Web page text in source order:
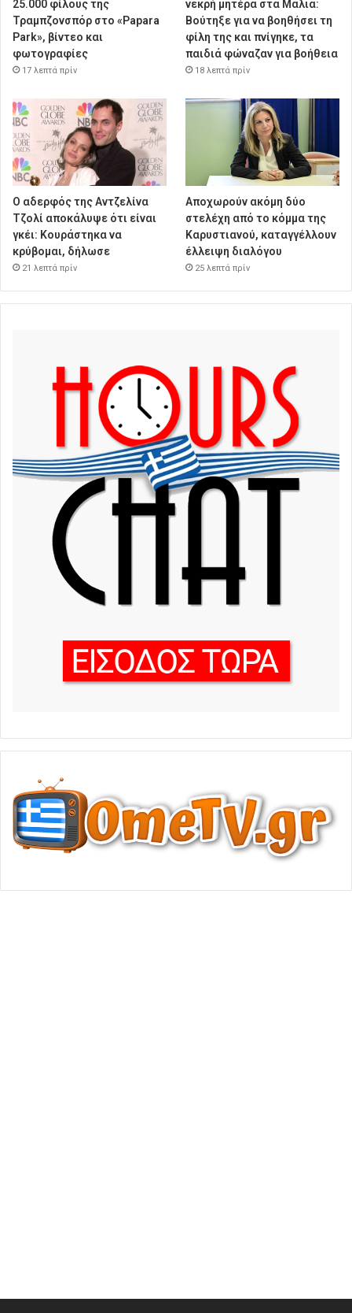
25.000 φίλους της
Τραμπζονσπόρ στο «Papara
Park», βίντεο και
φωτογραφίες
17 λεπτά πρίν
νεκρή μητέρα στα Μάλια:
Βούτηξε για να βοηθήσει τη
φίλη της και πνίγηκε, τα
παιδιά φώναζαν για βοήθεια
18 λεπτά πρίν
Ο αδερφός της Αντζελίνα
Τζολί αποκάλυψε ότι είναι
γκέι: Κουράστηκα να
κρύβομαι, δήλωσε
21 λεπτά πρίν
Αποχωρούν ακόμη δύο
στελέχη από το κόμμα της
Καρυστιανού, καταγγέλλουν
έλλειψη διαλόγου
25 λεπτά πρίν